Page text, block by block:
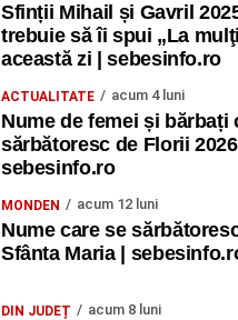
Sfinții Mihail și Gavril
trebuie să îi spui „La
această zi | sebesinfo.ro
ACTUALITATE acum 4 luni
Nume de femei și bărbați
sărbătoresc de Florii 2026 |
sebesinfo.ro
MONDEN acum 12 luni
Nume care se
Sfânta Maria |
DIN JUDEȚ acum 8 luni